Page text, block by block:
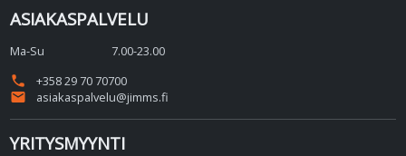
ASIAKASPALVELU
Ma-Su
7.00-23.00
phone
+358 29 70 70700
email
asiakaspalvelu@jimms.fi
YRITYSMYYNTI